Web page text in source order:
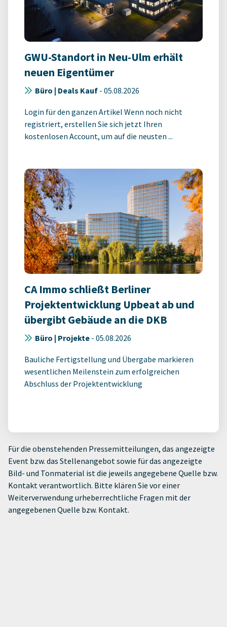
GWU-Standort in Neu-Ulm erhält
neuen Eigentümer
Büro | Deals Kauf - 05.08.2026
Login für den ganzen Artikel Wenn noch nicht
registriert, erstellen Sie sich jetzt Ihren
kostenlosen Account, um auf die neusten ...
CA Immo schließt Berliner
Projektentwicklung Upbeat ab und
übergibt Gebäude an die DKB
Büro | Projekte - 05.08.2026
Bauliche Fertigstellung und Übergabe markieren
wesentlichen Meilenstein zum erfolgreichen
Abschluss der Projektentwicklung
Für die obenstehenden Pressemitteilungen, das angezeigte
Event bzw. das Stellenangebot sowie für das angezeigte
Bild- und Tonmaterial ist die jeweils angegebene Quelle bzw.
Kontakt verantwortlich. Bitte klären Sie vor einer
Weiterverwendung urheberrechtliche Fragen mit der
angegebenen Quelle bzw. Kontakt.